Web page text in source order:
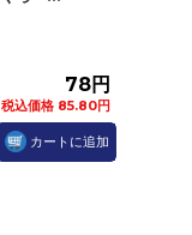
78円
税込価格 85.80円
カートに追加